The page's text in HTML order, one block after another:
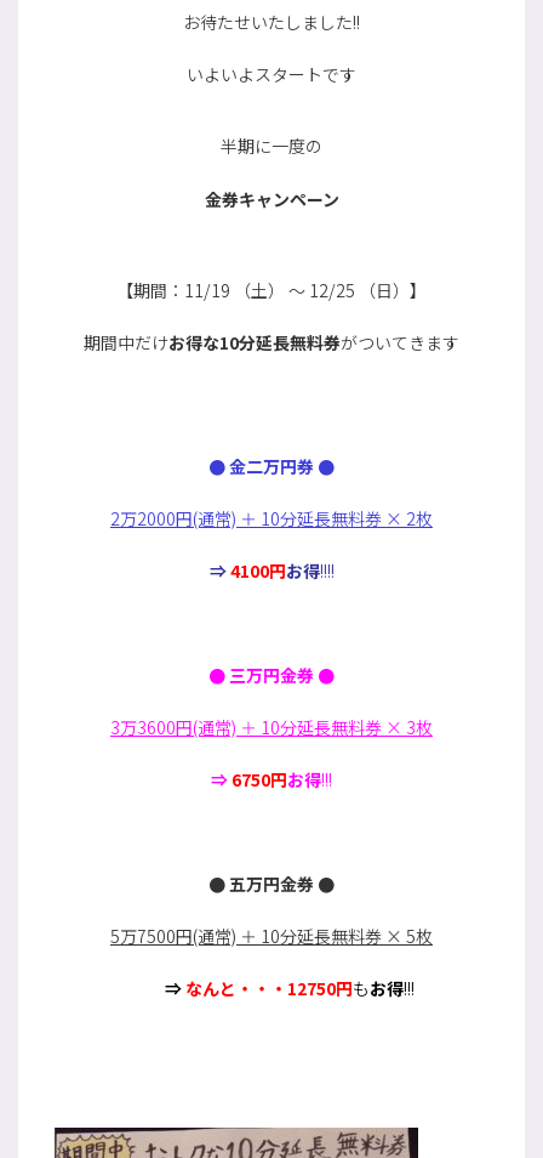
お待たせいたしました!!
いよいよスタートです
半期に一度の
金券キャンペーン
【期間：11/19 （土） ～ 12/25 （日）】
期間中だけお得な10分延長無料券がついてきます
●金二万円券 ●
2万2000円(通常) ＋ 10分延長無料券 × 2枚
⇒4100円お得!!!!
● 三万円金券 ●
3万3600円(通常) ＋ 10分延長無料券 × 3枚
⇒ 6750円お得!!!
● 五万円金券 ●
5万7500円(通常) ＋ 10分延長無料券 × 5枚
⇒ なんと・・・12750円もお得!!!